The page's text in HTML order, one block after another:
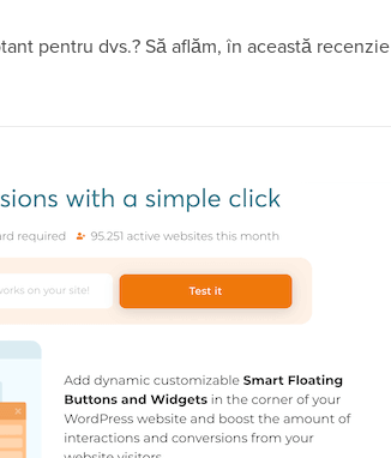
pentru dvs.? Să aflăm, în această recenzie